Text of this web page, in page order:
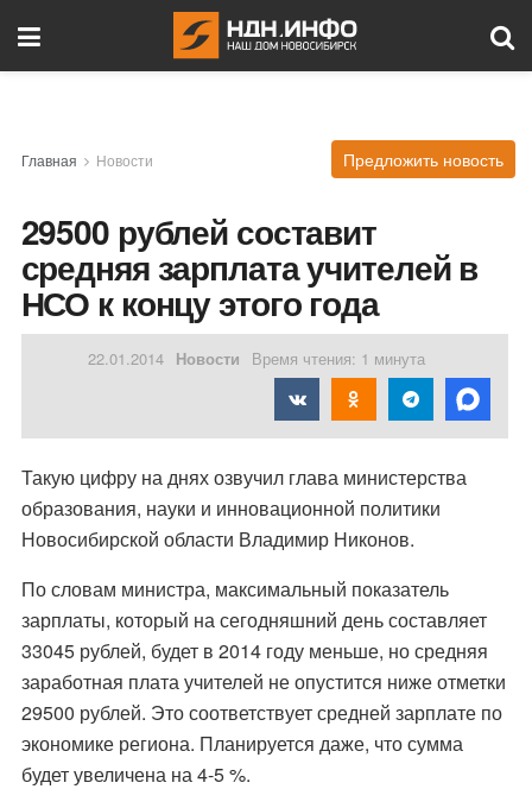
Главная Новости Предложить новость
29500 рублей составит
средняя зарплата учителей в
НСО к концу этого года
22.01.2014 Новости Время чтения: 1 минута
Такую цифру на днях озвучил глава министерства
образования, науки и инновационной политики
Новосибирской области Владимир Никонов.
По словам министра, максимальный показатель
зарплаты, который на сегодняшний день составляет
33045 рублей, будет в 2014 году меньше, но средняя
заработная плата учителей не опустится ниже отметки
29500 рублей. Это соответствует средней зарплате по
экономике региона. Планируется даже, что сумма
будет увеличена на 4-5 %.